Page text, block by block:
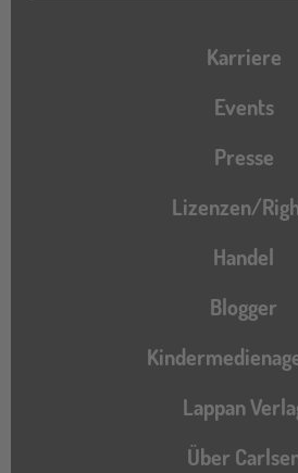
Karriere
Events
Presse
Lizenzen/
Handel
Blogger
Lappan
Über